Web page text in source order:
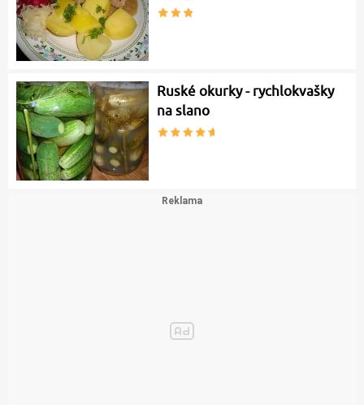
Ruské okurky - rychlokvašky
na slano